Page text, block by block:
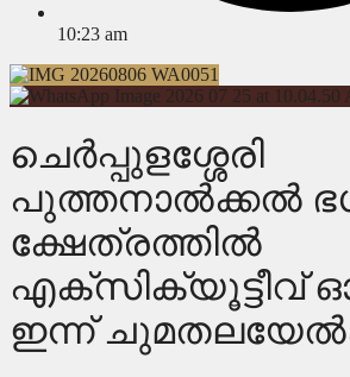
10:23 am
ചെർപ്പുളശ്ശേരി
പുത്തനാൽക്കൽ
ക്ഷേത്രത്തിൽ
എക്സിക്യൂട്ടീവ്
ഇന്ന്